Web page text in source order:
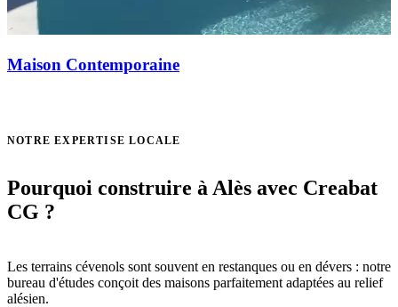
Maison Contemporaine
NOTRE EXPERTISE LOCALE
Pourquoi construire à Alès avec Creabat
CG ?
Les terrains cévenols sont souvent en restanques ou en dévers : notre
bureau d'études conçoit des maisons parfaitement adaptées au relief
alésien.